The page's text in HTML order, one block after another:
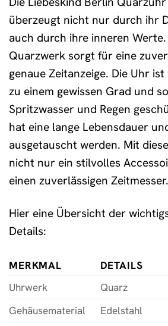
überzeugt nicht nur durch ihr
auch durch ihre inneren
Quarzwerk sorgt für eine
genaue Zeitanzeige. Die Uhr
zu einem gewissen Grad und
Spritzwasser und Regen
hat eine lange Lebensdauer
ausgetauscht werden. Mit
nicht nur ein stilvolles
einen zuverlässigen Zeitmesser.
Hier eine Übersicht der
Details:
MERKMAL
DETAILS
Uhrwerk
Quarz
Gehäusematerial
Edelstahl